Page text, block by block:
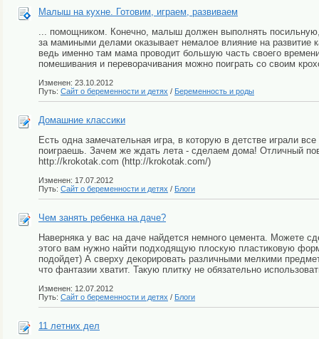
Малыш на кухне. Готовим, играем, развиваем
... помощником. Конечно, малыш должен выполнять
за мамиными делами оказывает немалое влияние на
ведь именно там мама проводит большую часть своего
помешивания и переворачивания можно поиграть со своим
Изменен: 23.10.2012
Путь: Сайт о беременности и детях / Беременность и роды
Домашние классики
Есть одна замечательная игра, в которую в детстве играли
поиграешь. Зачем же ждать лета - сделаем дома! Отличный
http://krokotak.com (http://krokotak.com/)
Изменен: 17.07.2012
Путь: Сайт о беременности и детях / Блоги
Чем занять ребенка на даче?
Наверняка у вас на даче найдется немного цемента. Можете
этого вам нужно найти подходящую плоскую пластиковую
подойдет) А сверху декорировать различными мелкими
что фантазии хватит. Такую плитку не обязательно
Изменен: 12.07.2012
Путь: Сайт о беременности и детях / Блоги
11 летних дел